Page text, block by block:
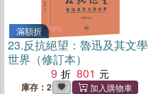
滿額折
23.反抗絕望：魯迅及其文學
世界（修訂本）
9
801
庫存：2